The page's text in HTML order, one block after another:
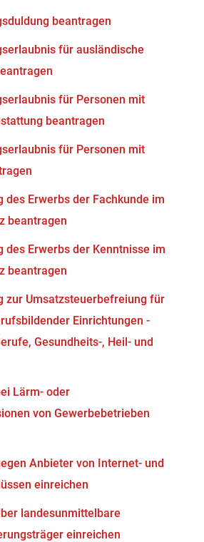
beantragen
für ausländische
für Personen mit
beantragen
für Personen mit
des Erwerbs der Fachkunde im
beantragen
des Erwerbs der Kenntnisse im
beantragen
zur Umsatzsteuerbefreiung für
Einrichtungen -
Gesundheits-, Heil- und
Lärm- oder
von Gewerbebetrieben
Anbieter von Internet- und
einreichen
landesunmittelbare
einreichen